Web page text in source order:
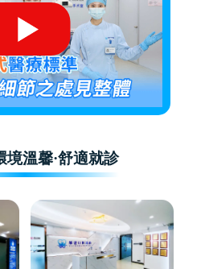
境溫馨·舒適就診